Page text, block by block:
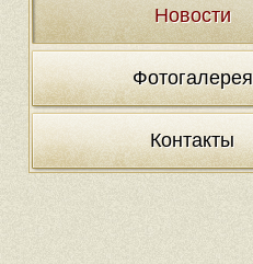
Новости
Фотогалерея
Контакты